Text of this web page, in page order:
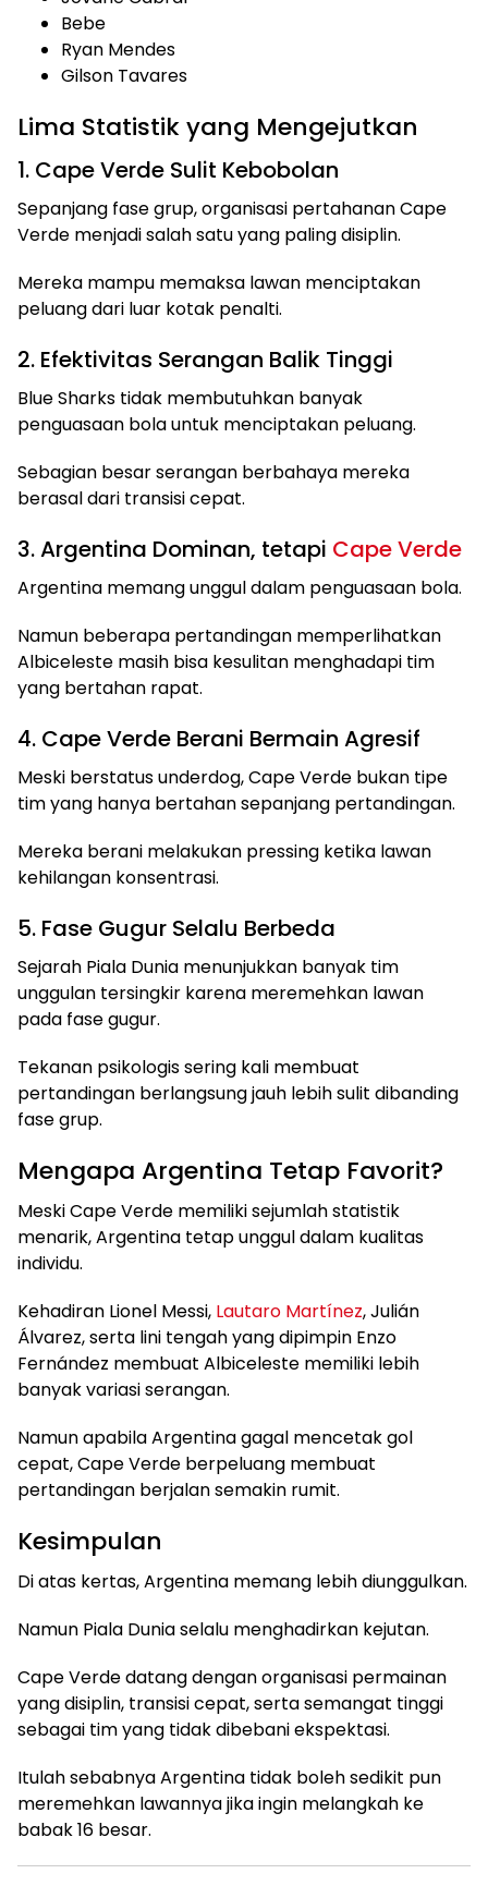
Bebe
Ryan Mendes
Gilson Tavares
Lima Statistik yang Mengejutkan
1. Cape Verde Sulit Kebobolan
Sepanjang fase grup, organisasi pertahanan Cape
Verde menjadi salah satu yang paling disiplin.
Mereka mampu memaksa lawan menciptakan
peluang dari luar kotak penalti.
2. Efektivitas Serangan Balik Tinggi
Blue Sharks tidak membutuhkan banyak
penguasaan bola untuk menciptakan peluang.
Sebagian besar serangan berbahaya mereka
berasal dari transisi cepat.
3. Argentina Dominan, tetapi Cape Verde
Argentina memang unggul dalam penguasaan bola.
Namun beberapa pertandingan memperlihatkan
Albiceleste masih bisa kesulitan menghadapi tim
yang bertahan rapat.
4. Cape Verde Berani Bermain Agresif
Meski berstatus underdog, Cape Verde bukan tipe
tim yang hanya bertahan sepanjang pertandingan.
Mereka berani melakukan pressing ketika lawan
kehilangan konsentrasi.
5. Fase Gugur Selalu Berbeda
Sejarah Piala Dunia menunjukkan banyak tim
unggulan tersingkir karena meremehkan lawan
pada fase gugur.
Tekanan psikologis sering kali membuat
pertandingan berlangsung jauh lebih sulit dibanding
fase grup.
Mengapa Argentina Tetap Favorit?
Meski Cape Verde memiliki sejumlah statistik
menarik, Argentina tetap unggul dalam kualitas
individu.
Kehadiran Lionel Messi, Lautaro Martínez, Julián
Álvarez, serta lini tengah yang dipimpin Enzo
Fernández membuat Albiceleste memiliki lebih
banyak variasi serangan.
Namun apabila Argentina gagal mencetak gol
cepat, Cape Verde berpeluang membuat
pertandingan berjalan semakin rumit.
Kesimpulan
Di atas kertas, Argentina memang lebih diunggulkan.
Namun Piala Dunia selalu menghadirkan kejutan.
Cape Verde datang dengan organisasi permainan
yang disiplin, transisi cepat, serta semangat tinggi
sebagai tim yang tidak dibebani ekspektasi.
Itulah sebabnya Argentina tidak boleh sedikit pun
meremehkan lawannya jika ingin melangkah ke
babak 16 besar.